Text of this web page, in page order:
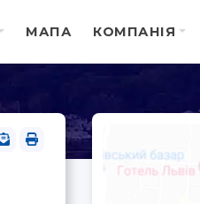
МАПА КОМПАНІЯ